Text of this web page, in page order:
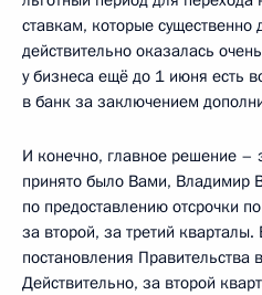
ставкам, которые существенно
действительно оказалась
у бизнеса ещё до 1 июня есть
в банк за заключением
И конечно, главное решение –
принято было Вами, Владимир
по предоставлению отсрочки
за второй, за третий кварталы.
постановления
Действительно, за второй